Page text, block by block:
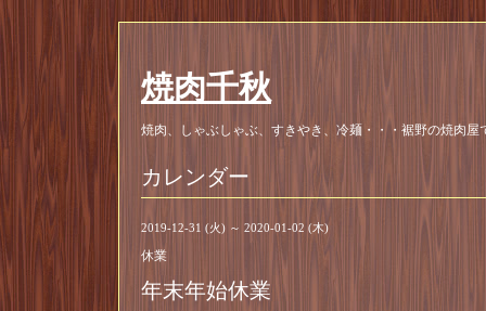
焼肉千秋
焼肉、しゃぶしゃぶ、すきやき、冷麺・・・裾野の焼肉屋
カレンダー
2019-12-31 (火) ～ 2020-01-02 (木)
休業
年末年始休業